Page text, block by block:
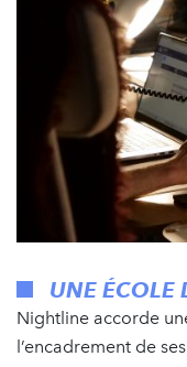
UNE ÉCOLE
Nightline accorde
l’encadrement de